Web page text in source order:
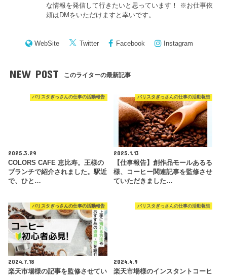
な情報を発信して行きたいと思っています！ ※お仕事依
頼はDMをいただけますと幸いです。
WebSite Twitter Facebook Instagram
NEW POST このライターの最新記事
バリスタぎっさんの仕事の活動報告
2025.3.29
COLORS CAFE 恵比寿。王様の
ブランチで紹介されました。駅近
で、ひと…
バリスタぎっさんの仕事の活動報告
2025.1.13
【仕事報告】創作品モールあるる
様、コーヒー関連記事を監修させ
ていただきました…
バリスタぎっさんの仕事の活動報告
2024.7.18
楽天市場様の記事を監修させてい
バリスタぎっさんの仕事の活動報告
2024.4.9
楽天市場様のインスタントコーヒ